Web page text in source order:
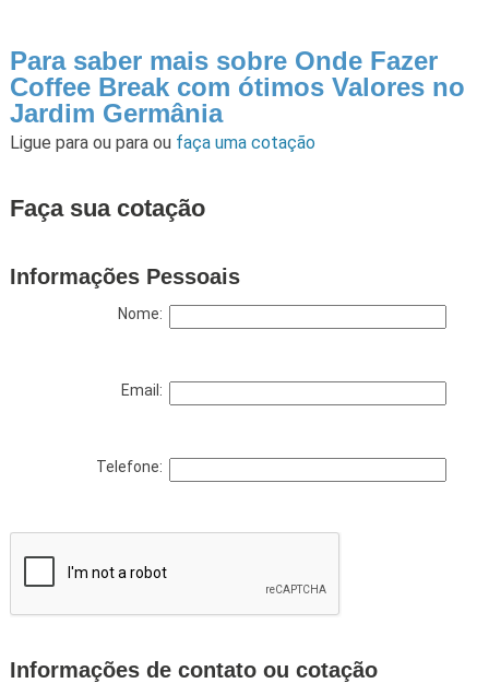
Para saber mais sobre Onde Fazer
Coffee Break com ótimos Valores no
Jardim Germânia
Ligue para ou para ou faça uma cotação
Faça sua cotação
Informações Pessoais
Nome:
Email:
Telefone:
Informações de contato ou cotação